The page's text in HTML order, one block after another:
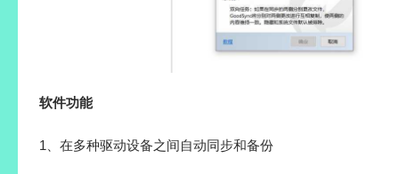
软件功能
1、在多种驱动设备之间自动同步和备份